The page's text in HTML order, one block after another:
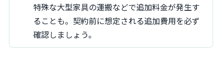
特殊な大型家具の運搬などで追加料金が発生す
ることも。契約前に想定される追加費用を必ず
確認しましょう。